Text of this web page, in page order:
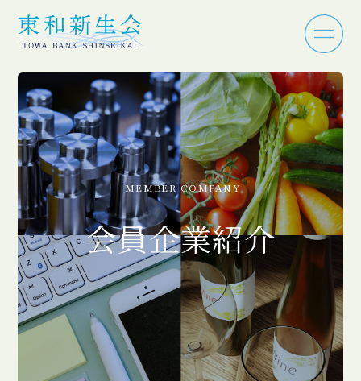
MEMBER COMPANY
会員企業紹介